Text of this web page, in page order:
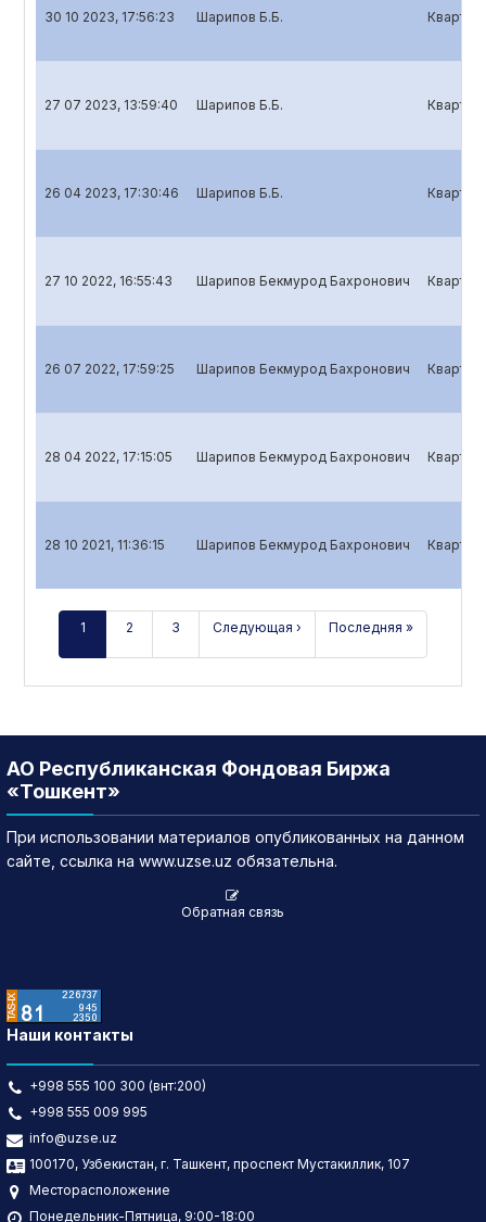
30 10 2023, 17:56:23 Шарипов Б.Б.
27 07 2023, 13:59:40 Шарипов Б.Б.
26 04 2023, 17:30:46 Шарипов Б.Б.
27 10 2022, 16:55:43 Шарипов Бекмурод Бахронович
26 07 2022, 17:59:25 Шарипов Бекмурод Бахронович
28 04 2022, 17:15:05 Шарипов Бекмурод Бахронович
28 10 2021, 11:36:15 Шарипов Бекмурод Бахронович
1 2 3 Следующая › Последняя »
АО Республиканская Фондовая Биржа
«Тошкент»
При использовании материалов опубликованных на данном
сайте, ссылка на www.uzse.uz обязательна.
Обратная связь
Наши контакты
+998 555 100 300 (внт:200)
+998 555 009 995
info@uzse.uz
100170, Узбекистан, г. Ташкент, проспект Мустакиллик, 107
Месторасположение
Понедельник-Пятница, 9:00-18:00